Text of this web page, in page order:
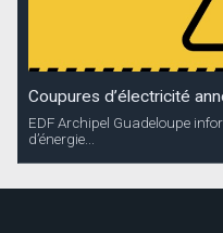
Coupures d’électricité
EDF Archipel Guadeloupe
d’énergie...